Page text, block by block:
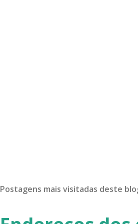
Postagens mais visitadas deste